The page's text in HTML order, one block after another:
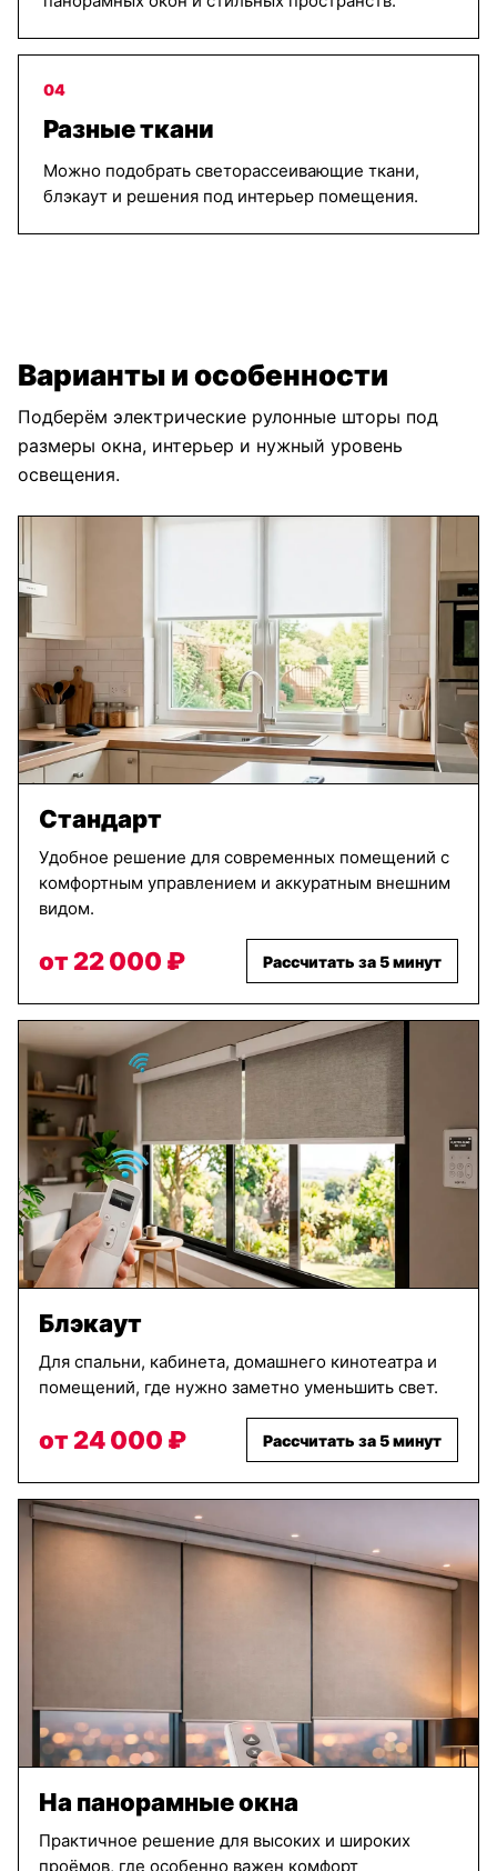
04
Разные ткани
Можно подобрать светорассеивающие ткани,
блэкаут и решения под интерьер помещения.
Варианты и особенности
Подберём электрические рулонные шторы под
размеры окна, интерьер и нужный уровень
освещения.
Стандарт
Удобное решение для современных помещений с
комфортным управлением и аккуратным внешним
видом.
от 22 000 ₽ Рассчитать за 5 минут
Блэкаут
Для спальни, кабинета, домашнего кинотеатра и
помещений, где нужно заметно уменьшить свет.
от 24 000 ₽ Рассчитать за 5 минут
На панорамные окна
Практичное решение для высоких и широких
проёмов, где особенно важен комфорт